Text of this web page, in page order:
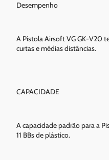
Desempenho
A Pistola Airsoft VG GK-V20
curtas e médias distâncias.
CAPACIDADE
A capacidade padrão para a
11 BBs de plástico.